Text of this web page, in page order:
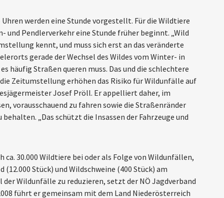
Uhren werden eine Stunde vorgestellt. Für die Wildtiere
und Pendlerverkehr eine Stunde früher beginnt. „Wild
kennt, und muss sich erst an das veränderte
gerade der Wechsel des Wildes vom Winter- in
häufig Straßen queren muss. Das und die schlechtere
Zeitumstellung erhöhen das Risiko für Wildunfälle auf
Josef Pröll. Er appelliert daher, im
vorausschauend zu fahren sowie die Straßenränder
„Das schützt die Insassen der Fahrzeuge und
30.000 Wildtiere bei oder als Folge von Wildunfällen,
(12.000 Stück) und Wildschweine (400 Stück) am
Wildunfälle zu reduzieren, setzt der NÖ Jagdverband
führt er gemeinsam mit dem Land Niederösterreich